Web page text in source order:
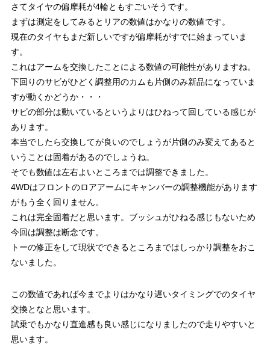
さてタイヤの偏摩耗が4輪ともすごいそうです。
まずは測定をしてみるとリアの数値はかなりの数値です。
現在のタイヤもまだ新しいですが偏摩耗がすでに始まっていま
す。
これはアームを交換したことによる数値の可能性がありますね。
下回りのサビがひどく調整用のカムも片側のみ新品になっていま
すが動くかどうか・・・
サビの部分は動いているというよりはひねって回している感じが
あります。
本当でしたら交換してが良いのでしょうが片側のみ変えてあると
いうことは固着があるのでしょうね。
そでも数値は左右よいところまでは調整できました。
4WDはフロントのロアアームにキャンバーの調整機能があります
がもう全く回りません。
これは完全固着だと思います。ブッシュがひねる感じもないため
今回は調整は断念です。
トーの修正をして現状でできるところまではしっかり調整をおこ
ないました。
この数値であれば今までよりはかなり遅いタイミングでのタイヤ
交換となと思います。
試乗でもかなり直進感も良い感じになりましたので走りやすいと
思います。